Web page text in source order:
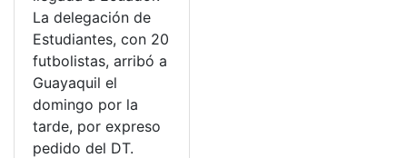
La delegación de
Estudiantes, con 20
futbolistas, arribó a
Guayaquil el
domingo por la
tarde, por expreso
pedido del DT.